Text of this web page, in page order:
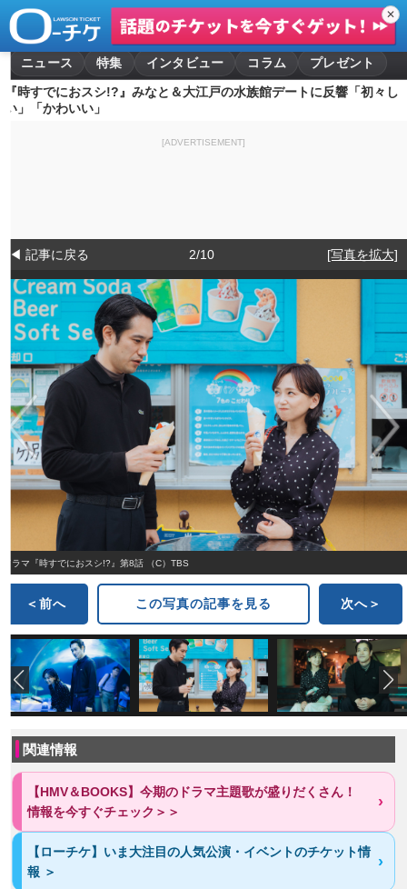
✕
ニュース 特集 インタビュー コラム
プレゼント
『時すでにおスシ!?』みなと＆大江戸の水族館デートに反響「初々し
い」「かわいい」
[ADVERTISEMENT]
◀ 記事に戻る 2/10 [写真を拡大]
ドラマ『時すでにおスシ!?』第8話 （C）TBS
＜前へ この写真の記事を見る 次へ＞
関連情報
【HMV＆BOOKS】今期のドラマ主題歌が盛りだくさん！
情報を今すぐチェック＞＞
【ローチケ】いま大注目の人気公演・イベントのチケット情
報 ＞